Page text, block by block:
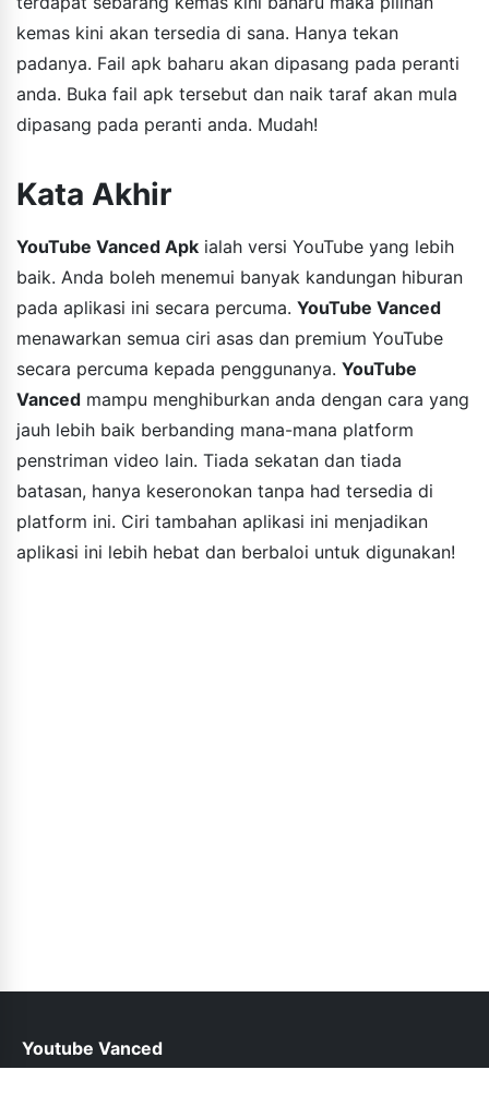
kemas kini akan tersedia di sana. Hanya tekan
padanya. Fail apk baharu akan dipasang pada peranti
anda. Buka fail apk tersebut dan naik taraf akan mula
dipasang pada peranti anda. Mudah!
Kata Akhir
YouTube Vanced Apk ialah versi YouTube yang lebih
baik. Anda boleh menemui banyak kandungan hiburan
pada aplikasi ini secara percuma. YouTube Vanced
menawarkan semua ciri asas dan premium YouTube
secara percuma kepada penggunanya. YouTube
Vanced mampu menghiburkan anda dengan cara yang
jauh lebih baik berbanding mana-mana platform
penstriman video lain. Tiada sekatan dan tiada
batasan, hanya keseronokan tanpa had tersedia di
platform ini. Ciri tambahan aplikasi ini menjadikan
aplikasi ini lebih hebat dan berbaloi untuk digunakan!
Youtube Vanced